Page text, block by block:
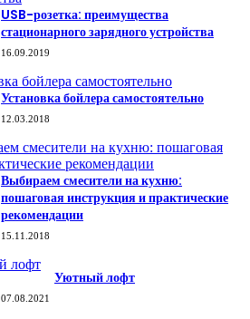
USB-розетка: преимущества
стационарного зарядного устройства
16.09.2019
Установка бойлера самостоятельно
12.03.2018
Выбираем смесители на кухню:
пошаговая инструкция и практические
рекомендации
15.11.2018
Уютный лофт
07.08.2021